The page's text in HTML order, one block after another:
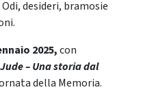
desideri, bramosie
2025,con
Jude – Una storia dal
della Memoria.